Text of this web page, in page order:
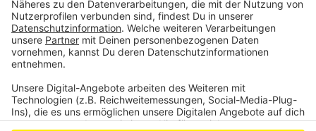
Anzeige
Anzeige